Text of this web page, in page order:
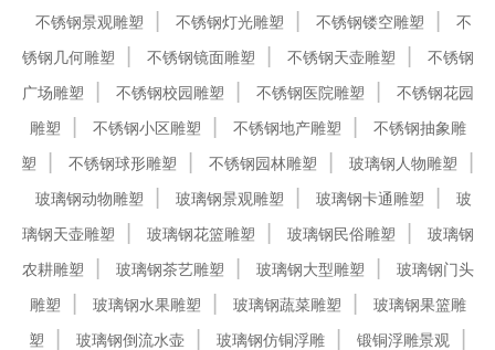
不锈钢景观雕塑
不锈钢灯光雕塑 不锈钢镂空雕塑
不
锈钢几何雕塑
不锈钢镜面雕塑 不锈钢天壶雕塑
不锈钢
广场雕塑
不锈钢校园雕塑 不锈钢医院雕塑
不锈钢花园
雕塑
不锈钢小区雕塑 不锈钢地产雕塑
不锈钢抽象雕
塑
不锈钢球形雕塑 不锈钢园林雕塑
玻璃钢人物雕塑
玻璃钢动物雕塑
玻璃钢景观雕塑 玻璃钢卡通雕塑
玻
璃钢天壶雕塑
玻璃钢花篮雕塑 玻璃钢民俗雕塑
玻璃钢
农耕雕塑
玻璃钢茶艺雕塑 玻璃钢大型雕塑
玻璃钢门头
雕塑
玻璃钢水果雕塑 玻璃钢蔬菜雕塑
玻璃钢果篮雕
塑
玻璃钢倒流水壶 玻璃钢仿铜浮雕
锻铜浮雕景观